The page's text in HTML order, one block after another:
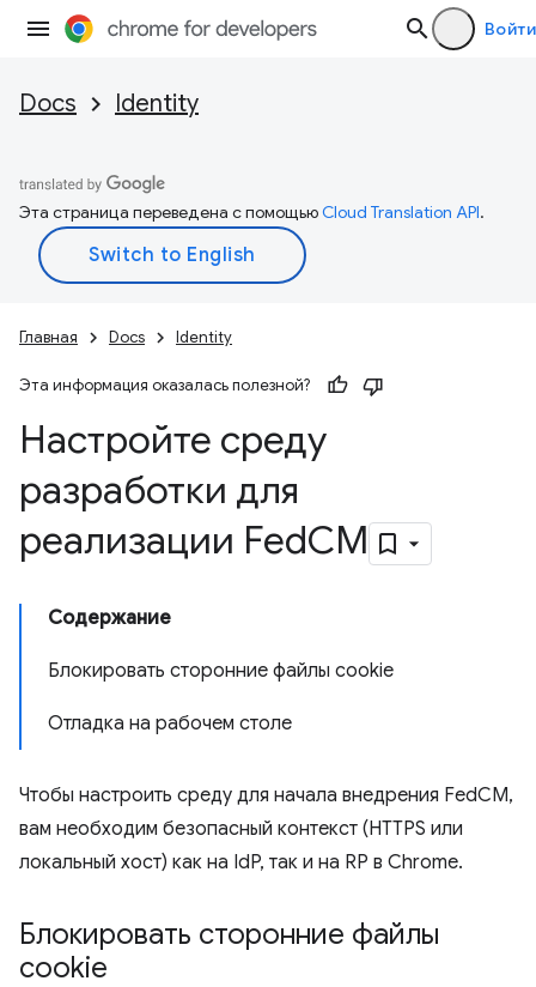
Войти
Docs Identity
Эта страница переведена с помощьюCloud Translation API.
Главная Docs Identity
Эта информация оказалась полезной?
Настройте среду
разработки для
реализации FedCM
Содержание
Блокировать сторонние файлы cookie
Отладка на рабочем столе
Чтобы настроить среду для начала внедрения FedCM,
вам необходим безопасный контекст (HTTPS или
локальный хост) как на IdP, так и на RP в Chrome.
Блокировать сторонние файлы
cookie